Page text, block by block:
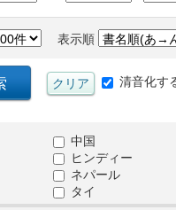
表示順
清音化す
中国
ヒンディー
ネパール
タイ